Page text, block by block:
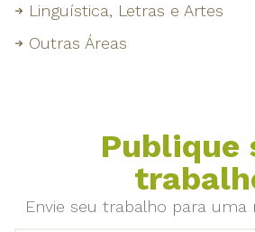
Linguística, Letras e Artes
Outras Áreas
Publique
Envie seu trabalho para uma